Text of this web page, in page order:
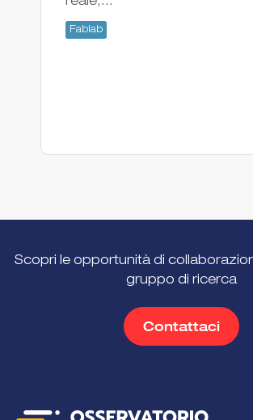
reale,...
Fablab
Scopri le opportunità di
gruppo di ricerca
Contattaci